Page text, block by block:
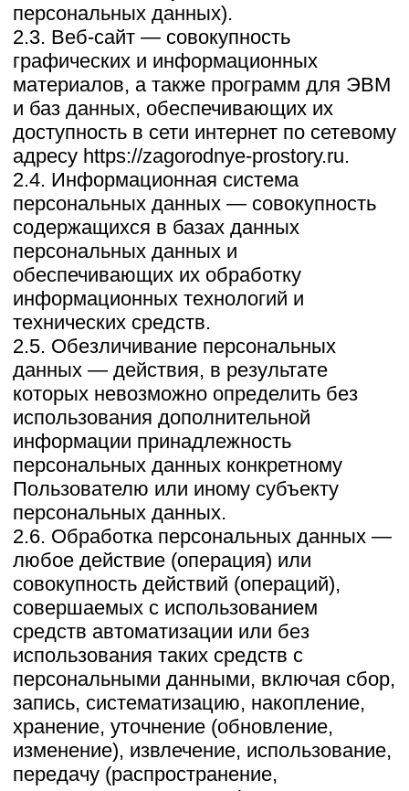
персональных данных.
2.6. Обработка персональных данных —
любое действие (операция) или
совокупность действий (операций),
совершаемых с использованием
средств автоматизации или без
использования таких средств с
персональными данными, включая сбор,
запись, систематизацию, накопление,
хранение, уточнение (обновление,
изменение), извлечение, использование,
передачу (распространение,
предоставление, доступ),
обезличивание, блокирование,
удаление, уничтожение персональных
данных.
2.7. Оператор — государственный орган,
муниципальный орган, юридическое или
физическое лицо, самостоятельно или
совместно с другими лицами
организующие и/или осуществляющие
обработку персональных данных, а
также определяющие цели обработки
персональных данных, состав
персональных данных, подлежащих
обработке, действия (операции),
совершаемые с персональными
данными.
2.8. Персональные данные — любая
информация, относящаяся прямо или
косвенно к определенному или
определяемому Пользователю веб-
сайта https://zagorodnye-prostory.ru.
2.9. Персональные данные,
разрешенные субъектом персональных
данных для распространения, —
персональные данные, доступ
неограниченного круга лиц к которым
предоставлен субъектом персональных
данных путем дачи согласия на
обработку персональных данных,
разрешенных субъектом персональных
данных для распространения в порядке,
предусмотренном Законом о
персональных данных (далее —
персональные данные, разрешенные